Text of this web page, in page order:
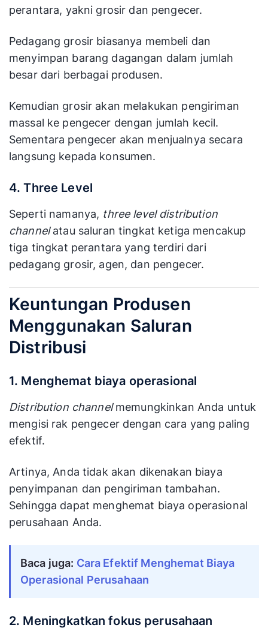
perantara, yakni grosir dan pengecer.
Pedagang grosir biasanya membeli dan
menyimpan barang dagangan dalam jumlah
besar dari berbagai produsen.
Kemudian grosir akan melakukan pengiriman
massal ke pengecer dengan jumlah kecil.
Sementara pengecer akan menjualnya secara
langsung kepada konsumen.
4. Three Level
Seperti namanya, three level distribution
channelatau saluran tingkat ketiga mencakup
tiga tingkat perantara yang terdiri dari
pedagang grosir, agen, dan pengecer.
Keuntungan Produsen
Menggunakan Saluran
Distribusi
1. Menghemat biaya operasional
Distribution channelmemungkinkan Anda untuk
mengisi rak pengecer dengan cara yang paling
efektif.
Artinya, Anda tidak akan dikenakan biaya
penyimpanan dan pengiriman tambahan.
Sehingga dapat menghemat biaya operasional
perusahaan Anda.
Baca juga: Cara Efektif Menghemat Biaya
Operasional Perusahaan
2. Meningkatkan fokus perusahaan